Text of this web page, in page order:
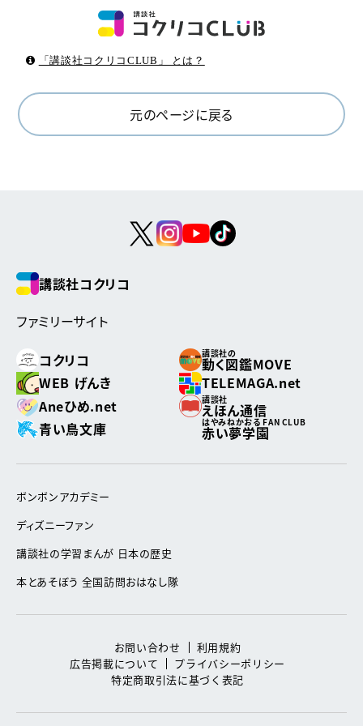
「講談社コクリコCLUB」 とは？
元のページに戻る
講談社コクリコ
ファミリーサイト
コクリコ
講談社の
動く図鑑MOVE
WEB げんき
TELEMAGA.net
Aneひめ.net
講談社
えほん通信
青い鳥文庫
はやみねかおる FAN CLUB
赤い夢学園
ボンボンアカデミー
ディズニーファン
講談社の学習まんが 日本の歴史
本とあそぼう 全国訪問おはなし隊
お問い合わせ
利用規約
広告掲載について
プライバシーポリシー
特定商取引法に基づく表記